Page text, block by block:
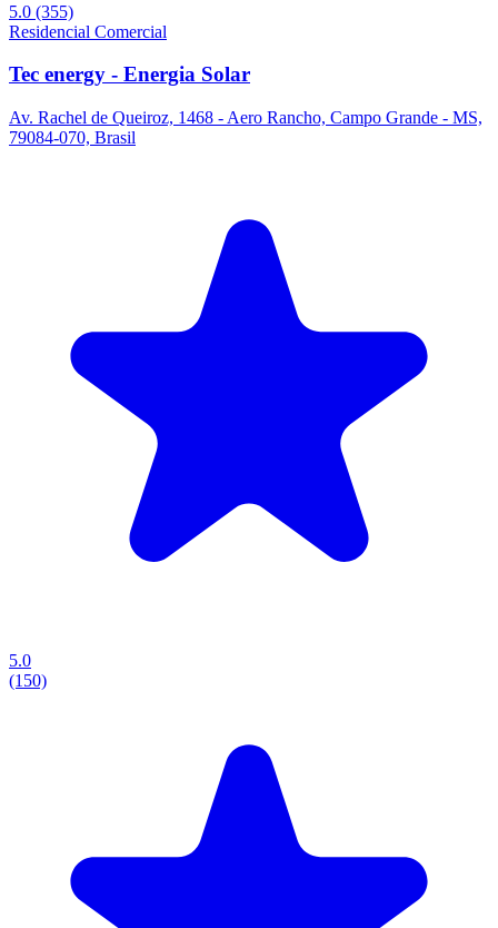
5.0 (355)
Residencial Comercial
Tec energy - Energia Solar
Av. Rachel de Queiroz, 1468 - Aero Rancho, Campo Grande - MS,
79084-070, Brasil
5.0
(150)